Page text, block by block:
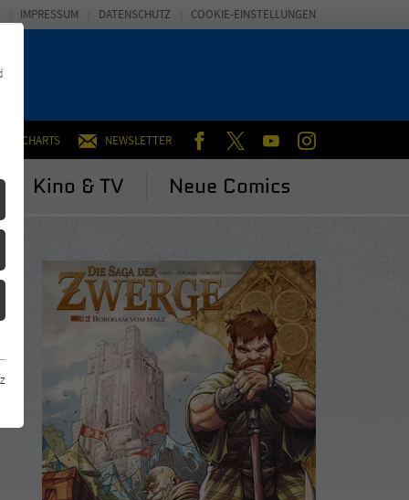
CHARTS NEWSLETTER FACEBOOKTWITTERYOUTUBEINSTAGRAM
Kino & TV Neue Comics
IMPRESSUM DATENSCHUTZ COOKIE-EINSTELLUNGEN